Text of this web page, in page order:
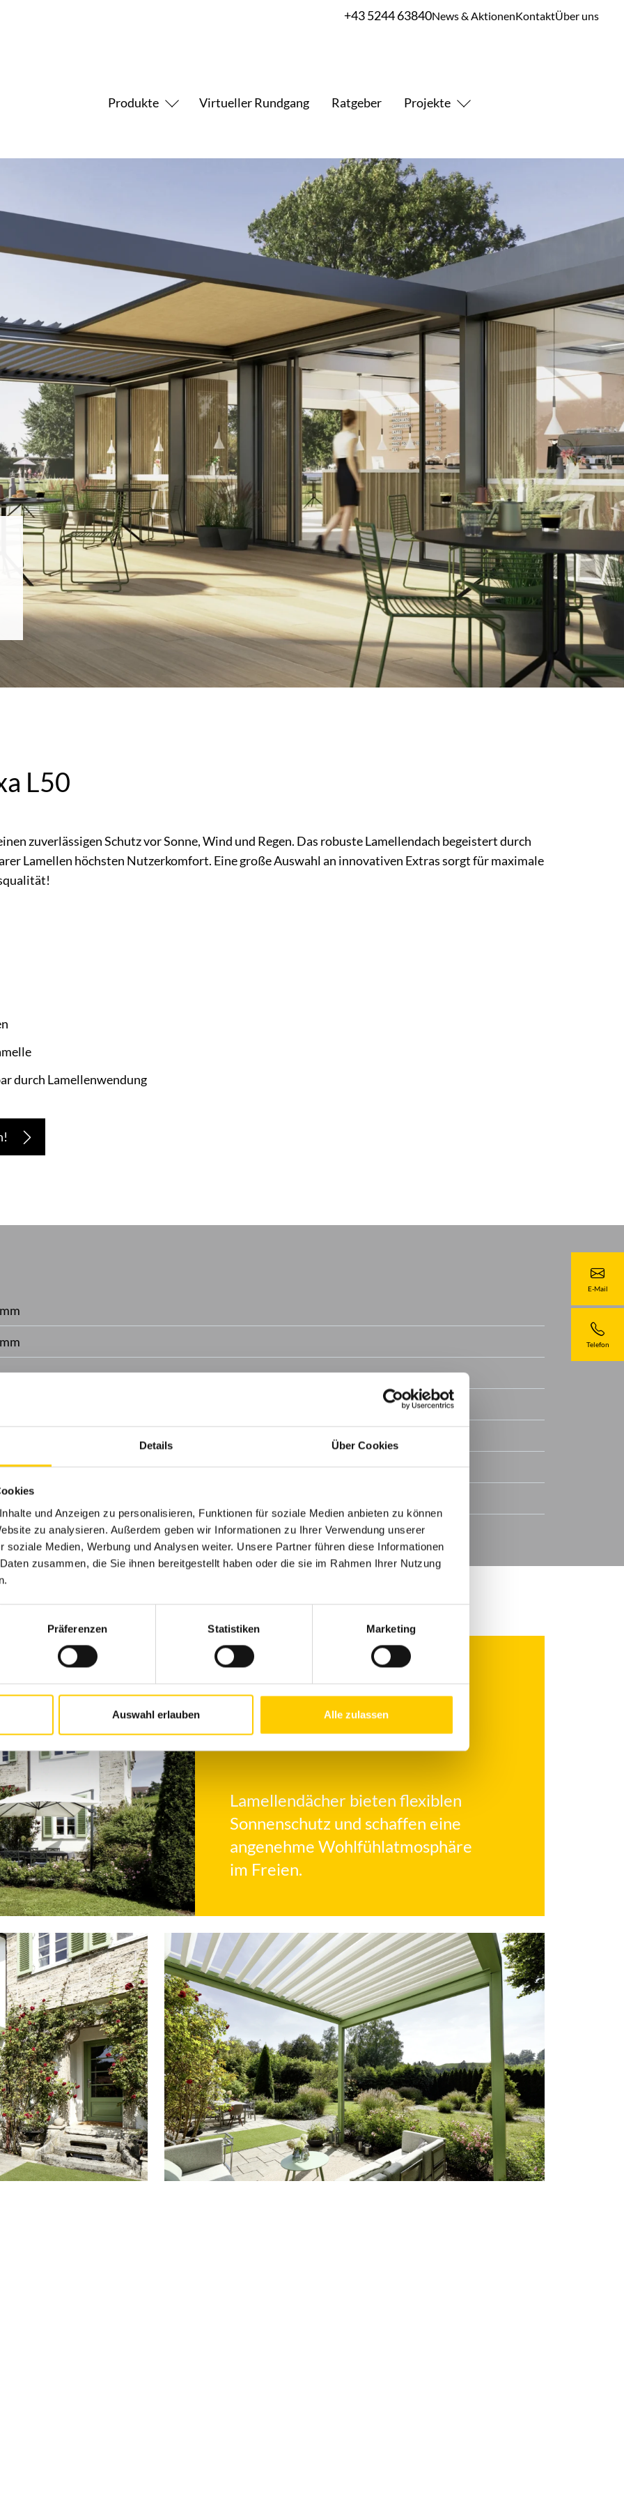
Details Über Cookies
und Anzeigen zu personalisieren, Funktionen für soziale Medien anbieten zu können
zu analysieren. Außerdem geben wir Informationen zu Ihrer Verwendung unserer
soziale Medien, Werbung und Analysen weiter. Unsere Partner führen diese Informationen
zusammen, die Sie ihnen bereitgestellt haben oder die sie im Rahmen Ihrer Nutzung
Präferenzen Statistiken Marketing
Auswahl erlauben Alle zulassen
+43 5244 63840News & AktionenKontaktÜber uns
Produkte
Virtueller Rundgang Ratgeber Projekte
L50
zuverlässigen Schutz vor Sonne, Wind und Regen. Das robuste Lamellendach begeistert durch
Lamellen höchsten Nutzerkomfort. Eine große Auswahl an innovativen Extras sorgt für maximale
durch Lamellenwendung
gem. WAREMA Farbwelt, Oberflächenqualität - HWF Feinstruktur
Wandanbindung
Lamellendächer bieten flexiblen
Sonnenschutz und schaffen eine
angenehme Wohlfühlatmosphäre
im Freien.
E-Mail
Telefon